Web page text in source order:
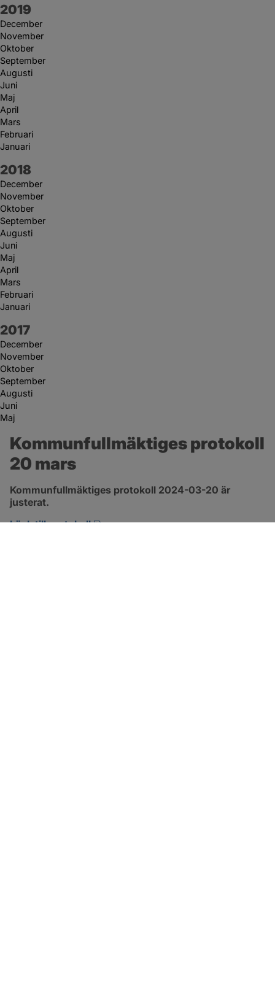
År:
2019
December
November
Oktober
September
Augusti
Juni
Maj
April
Mars
Februari
Januari
År:
2018
December
November
Oktober
September
Augusti
Juni
Maj
April
Mars
Februari
Januari
År:
2017
December
November
Oktober
September
Augusti
Juni
Maj
Kommunfullmäktiges protokoll
20 mars
Kommunfullmäktiges protokoll 2024-03-20 är
justerat.
Länk till protokoll
pdf, 317.5 kB, öppnas i nytt fönster.